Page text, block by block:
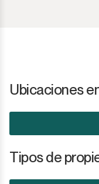
Ubicaciones
Tipos de